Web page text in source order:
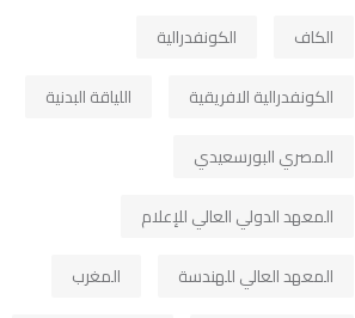
الكاف
الكونفدرالية
الكونفدرالية الافريقية
اللياقة البدنية
المصري البورسعيدي
المعهد الدولي العالي للإعلام
المعهد العالي للهندسة
المغرب